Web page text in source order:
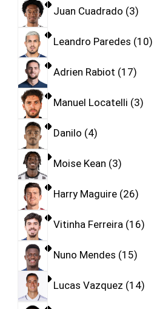
Juan Cuadrado 3
Leandro Paredes 10
Adrien Rabiot 17
Manuel Locatelli 3
Danilo 4
Moise Kean 3
Harry Maguire 26
Vitinha Ferreira 16
Nuno Mendes 15
Lucas Vazquez 14